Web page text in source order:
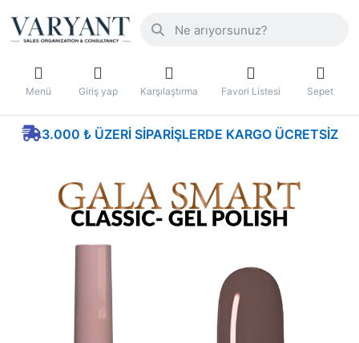
Menü Giriş yap Karşılaştırma Favori Listesi Sepet
3.000 ₺ ÜZERI SIPARIŞLERDE KARGO ÜCRETSIZ